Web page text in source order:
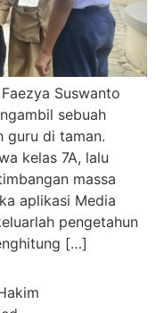
Suswanto
sebuah
guru di taman.
kelas 7A, lalu
massa
aplikasi Media
pengetahun
[…]